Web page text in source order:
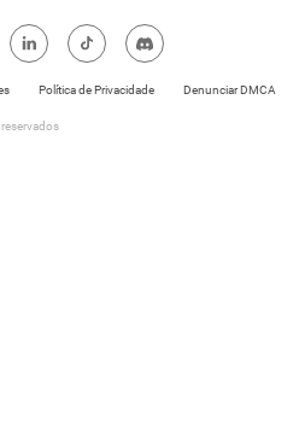
Política de Privacidade Denunciar DMCA